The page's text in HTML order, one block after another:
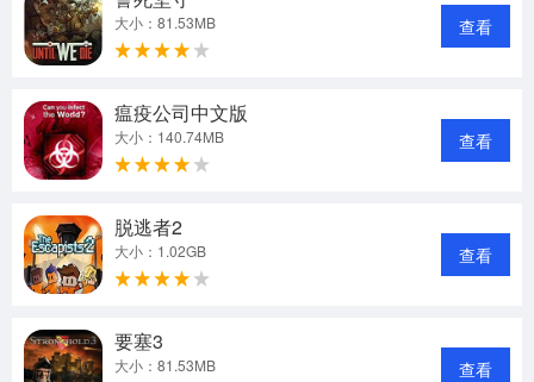
大小：81.53MB 查看
瘟疫公司中文版
大小：140.74MB 查看
脱逃者2
大小：1.02GB 查看
要塞3
大小：81.53MB 查看